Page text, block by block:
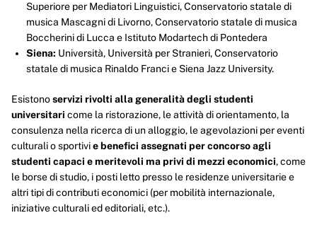
Carrara
Via Solferino, 12/A - Palazzo Saffi
54033 - Carrara MS
Superiore per Mediatori Linguistici, Conservatorio statale di
musica Mascagni di Livorno, Conservatorio statale di musica
Boccherini di Lucca e Istituto Modartech di Pontedera
Siena: Università, Università per Stranieri, Conservatorio
statale di musica Rinaldo Franci e Siena Jazz University.
Esistonoservizi rivolti alla generalità degli studenti
universitari come la ristorazione, le attività di orientamento, la
consulenza nella ricerca di un alloggio, le agevolazioni per eventi
culturali o sportivie benefici assegnati per concorso agli
studenti capaci e meritevoli ma privi di mezzi economici, come
le borse di studio, i posti letto presso le residenze universitarie e
altri tipi di contributi economici (per mobilità internazionale,
iniziative culturali ed editoriali, etc.).